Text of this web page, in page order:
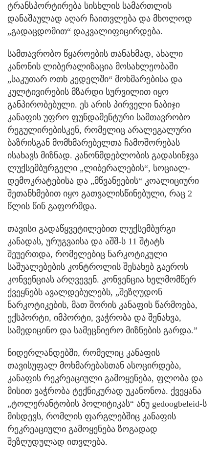
ტრანსპორტირება სისხლის სამართლის
დანაშაულად აღარ ჩაითვლება და მხოლოდ
„გადაცდომით“ დაკვალიფიცირდება.
სამთავრობო წყაროების თანახმად, ახალი
კანონის ლიბერალიზაცია მოსახლეობაში
„საკუთარ ოთხ კედელში“ მოხმარებისა და
კულტივირების მზარდი სურვილით იყო
განპირობებული. ეს არის პირველი ნაბიჯი
კანაფის უფრო ფუნდამენტური სამთავრობო
რეგულირებისკენ, რომელიც არალეგალური
ბაზრისგან მომხმარებელთა ჩამოშორებას
ისახავს მიზნად. კანონმდებლობის გადასინჯვა
ლუქსემბურგელი „ლიბერალების“, სოციალ-
დემოკრატებისა და „მწვანეების“ კოალიციური
შეთანხმებით იყო გათვალისწინებული, რაც 2
წლის წინ გაფორმდა.
თავისი გადაწყვეტილებით ლუქსემბურგი
კანადას, ურუგვაისა და აშშ-ს 11 შტატს
შეუერთდა, რომელებიც ნარკოტიკული
საშუალებების კონტროლის შესახებ გაეროს
კონვენციას არღვევენ. კონვენცია ხელმომწერ
ქვეყნებს ავალდებულებს, „შეზღუდონ
ნარკოტიკების, მათ შორის კანაფის წარმოება,
ექსპორტი, იმპორტი, ვაჭრობა და შენახვა,
სამედიცინო და სამეცნიერო მიზნების გარდა.”
ნიდერლანდებში, რომელიც კანაფის
თავისუფალ მოხმარებასთან ასოცირდება,
კანაფის რეკრეაციული გამოყენება, ფლობა და
მისით ვაჭრობა ტექნიკურად უკანონოა. ქვეყანა
„ტოლერანტობის პოლიტიკას“ ანუ gedoogbeleid-ს
მისდევს, რომლის ფარგლებშიც კანაფის
რეკრეაციული გამოყენება ზოგადად
შეზღუდულად ითვლება.